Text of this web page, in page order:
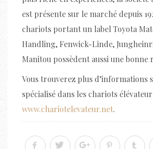
est présente sur le marché depuis
chariots portant un label Toyota
Handling, Fenwick-Linde,
Manitou possèdent aussi une bonne
Vous trouverez plus d’informations
spécialisé dans les chariots
www.chariotelevateur.net.